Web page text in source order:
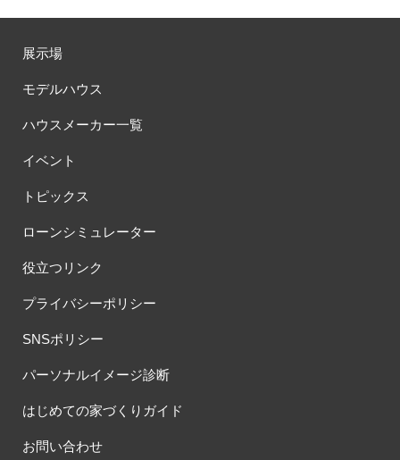
展示場
モデルハウス
ハウスメーカー一覧
イベント
トピックス
ローンシミュレーター
役立つリンク
プライバシーポリシー
SNSポリシー
パーソナルイメージ診断
はじめての家づくりガイド
お問い合わせ